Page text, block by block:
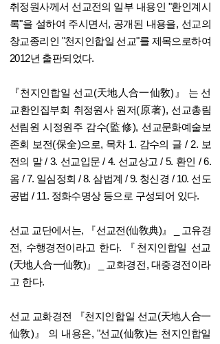
취정원사께서 선교전의 일부 내용인 "환인계시
록"을 설하여 주시면서, 공개된 내용을, 선교의
창교종리인 "천지인합일 선교"를 제목으로하여
2012년 출판되었다.
『천지인합일 선교(天地人合一仙敎)』 는 선
교환인집부회 취정원사 원저(原著), 선교총림
선림원 시정원주 감수(監修), 선교문화예술보
존회 보전(保全)으로, 목차 1. 감수의 글 / 2. 보
전의 말 / 3. 선교입문 / 4. 선교상고 / 5. 환인 / 6.
옴 / 7. 일심정회 / 8. 삼법계 / 9. 청신경 / 10. 선도
공법 / 11. 정화수명상 등으로 구성되어 있다.
선교 교단에서는, 『선교전(仙敎典)』 _ 고유경
전, 수행경전이라고 한다.
『천지인합일 선교
(天地人合一仙敎)』 _ 교화경전, 대중경전이라
고 한다.
선교 교화경전 『천지인합일 선교(天地人合一
仙敎)』 의 내용은, "선교(仙敎)는 천지인합일